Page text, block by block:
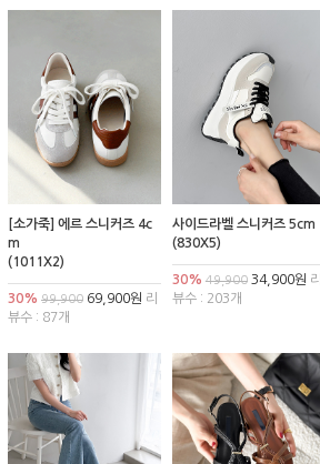
[소가죽] 에르 스니커즈 4c
m
(1011X2)
30% 99,900 69,900원 리
뷰수 : 87개
사이드라벨 스니커즈 5cm
(830X5)
30% 49,90034,900원 리
뷰수 : 203개